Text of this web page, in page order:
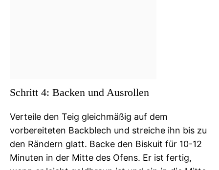
Schritt 4: Backen und Ausrollen
Verteile den Teig gleichmäßig auf dem
vorbereiteten Backblech und streiche ihn bis zu
den Rändern glatt. Backe den Biskuit für 10-12
Minuten in der Mitte des Ofens. Er ist fertig,